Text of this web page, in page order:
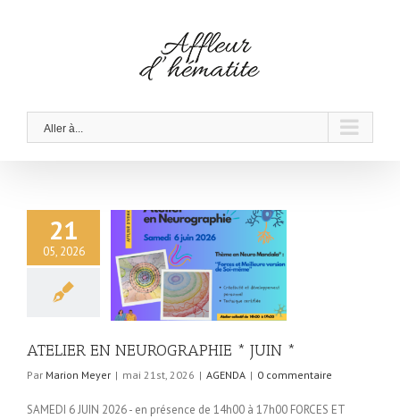
Aller à...
21
05, 2026
EN
* JUIN *
ATELIER EN NEUROGRAPHIE * JUIN *
Par Marion Meyer | mai 21st, 2026 | AGENDA | 0 commentaire
SAMEDI 6 JUIN 2026 - en présence de 14h00 à 17h00 FORCES ET